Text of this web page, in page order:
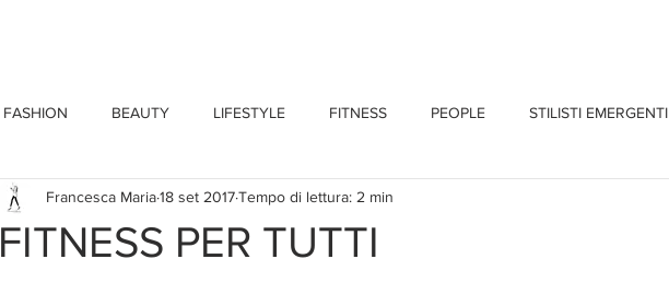
FASHION BEAUTY LIFESTYLE FITNESS PEOPLE STILISTI EMERGENTI
FITNESS PER TUTTI
Francesca Maria18 set 2017Tempo di lettura: 2 min